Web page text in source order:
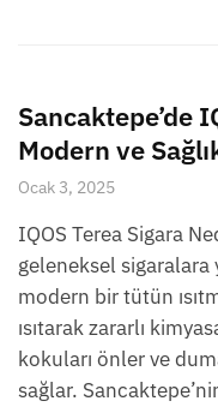
Sancaktepe’de
Modern ve
Ocak 3, 2025
IQOS Terea Sigara
geleneksel
modern bir tütün
ısıtarak zararlı
kokuları önler ve
sağlar.